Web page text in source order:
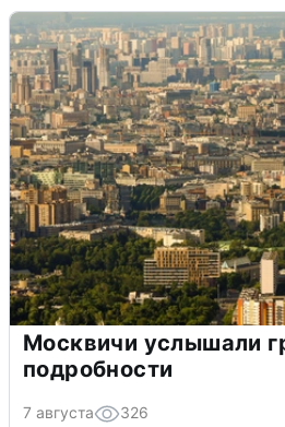
Москвичи услышали
подробности
7 августа 326